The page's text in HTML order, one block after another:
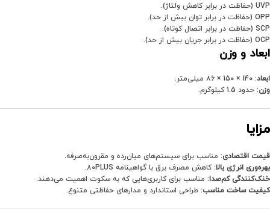
UVP (حفاظت در برابر کاهش ولتاژ).
OPP (حفاظت در برابر توان بیش از حد).
SCP (حفاظت در برابر اتصال کوتاه).
OCP (حفاظت در برابر جریان بیش از حد).
ابعاد و وزن
ابعاد: 140 × 150 × 86 میلی‌متر.
وزن: حدود 1.5 کیلوگرم.
مزایا
قیمت اقتصادی: مناسب برای سیستم‌های میان‌رده و مقرون‌به‌صرفه.
بهره‌وری انرژی بالا: کاهش مصرف برق با گواهینامه 80PLUS.
خنک‌کنندگی کم‌صدا: مناسب برای کاربری‌هایی که به سکوت اهمیت می‌دهند.
کیفیت ساخت مناسب: طراحی استاندارد و مدارهای حفاظتی متنوع.